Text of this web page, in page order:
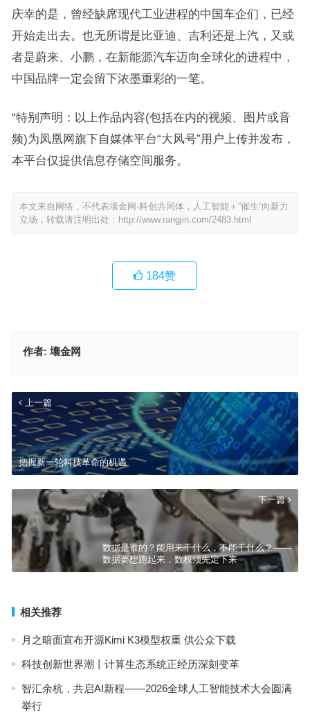
庆幸的是，曾经缺席现代工业进程的中国车企们，已经
开始走出去。也无所谓是比亚迪、吉利还是上汽，又或
者是蔚来、小鹏，在新能源汽车迈向全球化的进程中，
中国品牌一定会留下浓墨重彩的一笔。
“特别声明：以上作品内容(包括在内的视频、图片或音
频)为凤凰网旗下自媒体平台“大风号”用户上传并发布，
本平台仅提供信息存储空间服务。
本文来自网络，不代表壤金网-科创共同体，人工智能＋”催生“向新力
立场，转载请注明出处： http://www.rangjin.com/2483.html
184赞
作者: 壤金网
上一篇
把握新一轮科技革命的机遇
下一篇
数据是谁的？能用来干什么，不能干什么？——
数据要想跑起来，数权须先定下来
相关推荐
月之暗面宣布开源Kimi K3模型权重 供公众下载
科技创新世界潮丨计算生态系统正经历深刻变革
智汇余杭，共启AI新程——2026全球人工智能技术大会圆满
举行